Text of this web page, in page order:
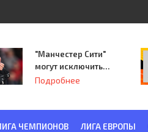
"Манчестер Сити"
могут исключить
из Лиги
Подробнее
ЧЕМПИОНОВ ЛИГА ЕВРОПЫ